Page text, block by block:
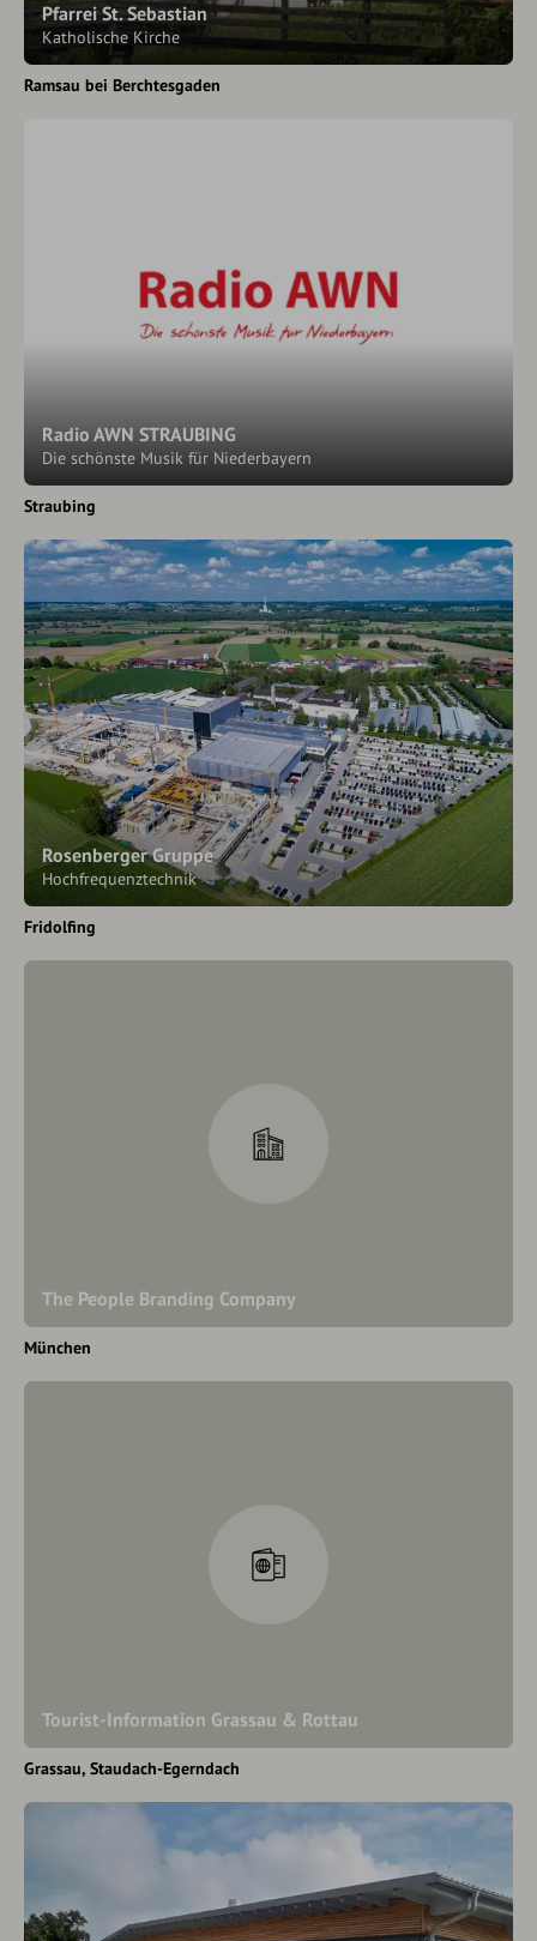
Pfarrei St. Sebastian
Katholische Kirche
Ramsau bei Berchtesgaden
Radio AWN STRAUBING
Die schönste Musik für Niederbayern
Straubing
Rosenberger Gruppe
Hochfrequenztechnik
Fridolfing
The People Branding Company
München
Tourist-Information Grassau & Rottau
Grassau Staudach-Egerndach